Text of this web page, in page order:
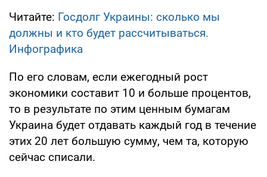
Читайте: Госдолг Украины: сколько мы
должны и кто будет рассчитываться.
Инфографика
По его словам, если ежегодный рост
экономики составит 10 и больше процентов,
то в результате по этим ценным бумагам
Украина будет отдавать каждый год в течение
этих 20 лет большую сумму, чем та, которую
сейчас списали.